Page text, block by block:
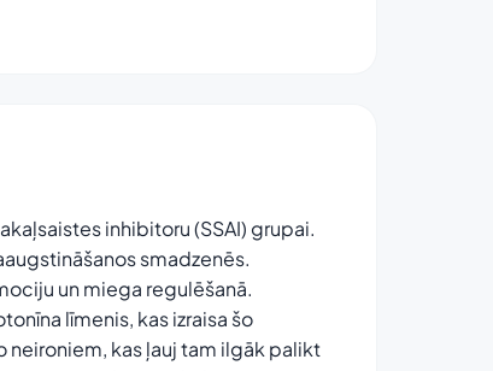
inhibitoru (SSAI) grupai.
smadzenēs.
un miega regulēšanā.
līmenis, kas izraisa šo
neironiem, kas ļauj tam ilgāk palikt